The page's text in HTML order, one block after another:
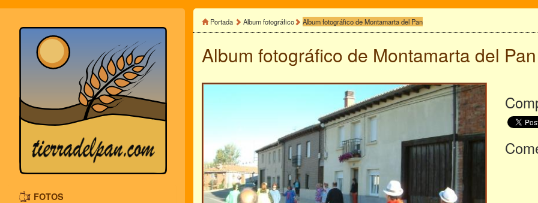
FOTOS
Portada Album fotográfico Album fotográfico de Montamarta del Pan
Album fotográfico de Montamarta del Pan